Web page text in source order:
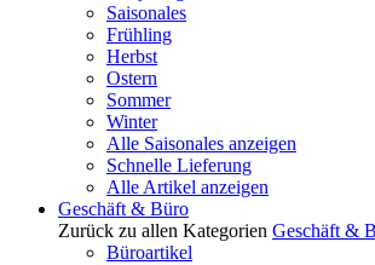
Saisonales
Frühling
Herbst
Ostern
Sommer
Winter
Alle Saisonales anzeigen
Schnelle Lieferung
Alle Artikel anzeigen
Geschäft & Büro
Zurück zu allen Kategorien Geschäft &
Büroartikel